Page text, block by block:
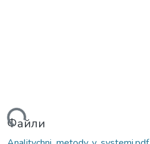
Файли